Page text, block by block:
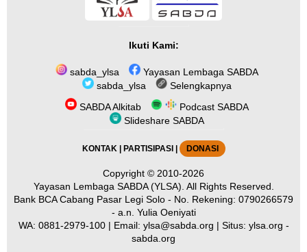
Ikuti Kami:
sabda_ylsa
Yayasan Lembaga SABDA
sabda_ylsa
Selengkapnya
SABDA Alkitab
Podcast SABDA
Slideshare SABDA
KONTAK | PARTISIPASI| DONASI
Copyright © 2010-2026
Yayasan Lembaga SABDA (YLSA). All Rights Reserved.
Bank BCA Cabang Pasar Legi Solo - No. Rekening: 0790266579
- a.n. Yulia Oeniyati
WA: 0881-2979-100| Email: ylsa@sabda.org | Situs: ylsa.org -
sabda.org